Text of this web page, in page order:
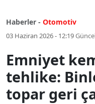
Haberler - Otomotiv
03 Haziran 2026 - 12:19
Emniyet
tehlike:
topar geri